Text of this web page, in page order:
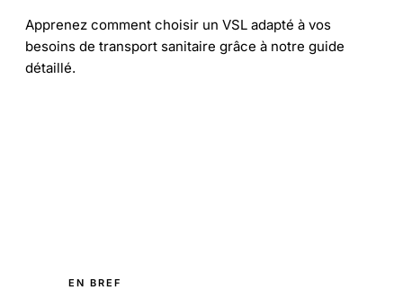
Apprenez comment choisir un VSL adapté à vos
besoins de transport sanitaire grâce à notre guide
détaillé.
EN BREF